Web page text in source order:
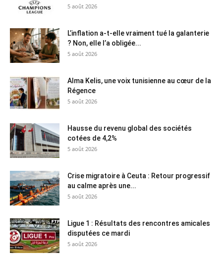
5 août 2026
L’inflation a-t-elle vraiment tué la galanterie
? Non, elle l’a obligée...
5 août 2026
Alma Kelis, une voix tunisienne au cœur de la
Régence
5 août 2026
Hausse du revenu global des sociétés
cotées de 4,2%
5 août 2026
Crise migratoire à Ceuta : Retour progressif
au calme après une...
5 août 2026
Ligue 1 : Résultats des rencontres amicales
disputées ce mardi
5 août 2026